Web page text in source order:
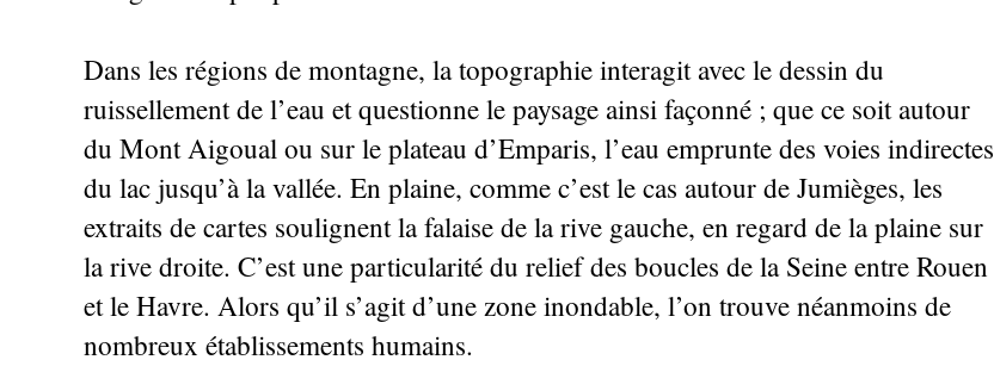
Dans les régions de montagne, la topographie interagit avec le dessin du
ruissellement de l’eau et questionne le paysage ainsi façonné ; que ce soit autour
du Mont Aigoual ou sur le plateau d’Emparis, l’eau emprunte des voies indirectes
du lac jusqu’à la vallée. En plaine, comme c’est le cas autour de Jumièges, les
extraits de cartes soulignent la falaise de la rive gauche, en regard de la plaine sur
la rive droite. C’est une particularité du relief des boucles de la Seine entre Rouen
et le Havre. Alors qu’il s’agit d’une zone inondable, l’on trouve néanmoins de
nombreux établissements humains.